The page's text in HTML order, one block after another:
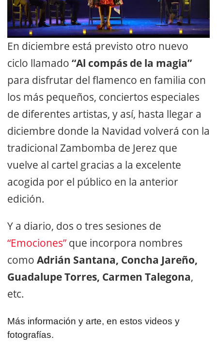
En diciembre está previsto otro nuevo
ciclo llamado ​ “​Al compás de la magia”
para disfrutar del flamenco en familia con
los más pequeños, ​conciertos​ especiales
de diferentes artistas, y así, hasta llegar a
diciembre donde la Navidad volverá con la
tradicional ​Zambomba​ de Jerez que
vuelve al cartel gracias a la excelente
acogida por el público en la anterior
edición.
Y a diario, dos o tres sesiones de
“Emociones” que incorpora nombres
como Adrián Santana, Concha Jareño,
Guadalupe Torres, Carmen Talegona,
etc.
Más información y arte, en estos videos y
fotografías.